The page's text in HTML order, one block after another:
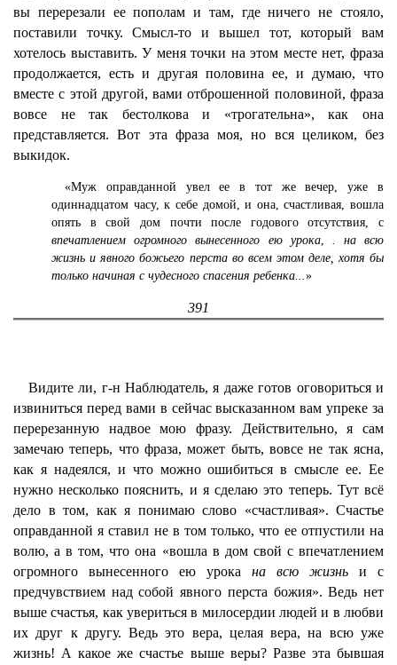
вы перерезали ее пополам и там, где ничего не стояло,
поставили точку. Смысл-то и вышел тот, который вам
хотелось выставить. У меня точки на этом месте нет, фраза
продолжается, есть и другая половина ее, и думаю, что
вместе с этой другой, вами отброшенной половиной, фраза
вовсе не так бестолкова и «трогательна», как она
представляется. Вот эта фраза моя, но вся целиком, без
выкидок.
«Муж оправданной увел ее в тот же вечер, уже в
одиннадцатом часу, к себе домой, и она, счастливая, вошла
опять в свой дом почти после годового отсутствия, с
впечатлением огромного вынесенного ею урока, . на всю
жизнь и явного божьего перста во всем этом деле, хотя бы
только начиная с чудесного спасения ребенка...»
391
Видите ли, г-н Наблюдатель, я даже готов оговориться и
извиниться перед вами в сейчас высказанном вам упреке за
перерезанную надвое мою фразу. Действительно, я сам
замечаю теперь, что фраза, может быть, вовсе не так ясна,
как я надеялся, и что можно ошибиться в смысле ее. Ее
нужно несколько пояснить, и я сделаю это теперь. Тут всё
дело в том, как я понимаю слово «счастливая». Счастье
оправданной я ставил не в том только, что ее отпустили на
волю, а в том, что она «вошла в дом свой с впечатлением
огромного вынесенного ею урока на всю жизнь и с
предчувствием над собой явного перста божия». Ведь нет
выше счастья, как увериться в милосердии людей и в любви
их друг к другу. Ведь это вера, целая вера, на всю уже
жизнь! А какое же счастье выше веры? Разве эта бывшая